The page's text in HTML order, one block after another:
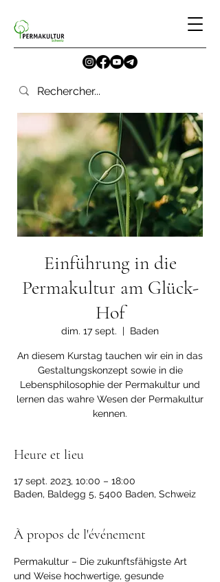
Einführung in die
Permakultur am Glück-
Hof
dim. 17 sept.
  |
Baden
An diesem Kurstag tauchen wir ein in das
Gestaltungskonzept sowie in die
Lebensphilosophie der Permakultur und
lernen das wahre Wesen der Permakultur
kennen.
Heure et lieu
17 sept. 2023, 10:00 – 18:00
Baden, Baldegg 5, 5400 Baden, Schweiz
À propos de l'événement
Permakultur – Die zukunftsfähigste Art
und Weise hochwertige, gesunde